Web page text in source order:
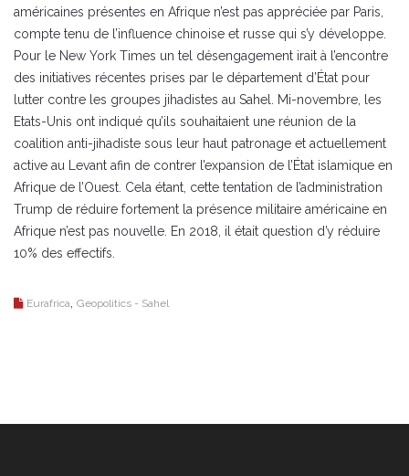
américaines présentes en Afrique n’est pas appréciée par Paris,
compte tenu de l’influence chinoise et russe qui s’y développe.
Pour le New York Times un tel désengagement irait à l’encontre
des initiatives récentes prises par le département d’État pour
lutter contre les groupes jihadistes au Sahel. Mi-novembre, les
Etats-Unis ont indiqué qu’ils souhaitaient une réunion de la
coalition anti-jihadiste sous leur haut patronage et actuellement
active au Levant afin de contrer l’expansion de l’État islamique en
Afrique de l’Ouest. Cela étant, cette tentation de l’administration
Trump de réduire fortement la présence militaire américaine en
Afrique n’est pas nouvelle. En 2018, il était question d’y réduire
10% des effectifs.
Eurafrica Geopolitics - Sahel